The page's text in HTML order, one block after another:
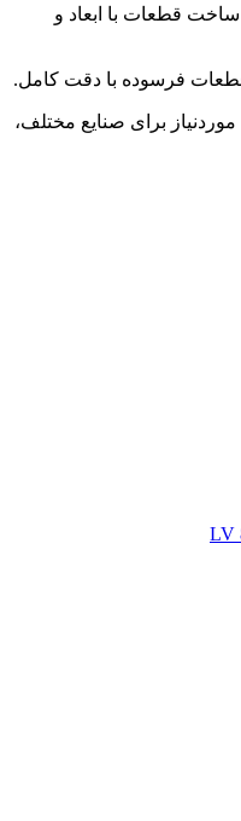
قطعات با ابعاد و
فرسوده با دقت کامل.
برای صنایع مختلف،